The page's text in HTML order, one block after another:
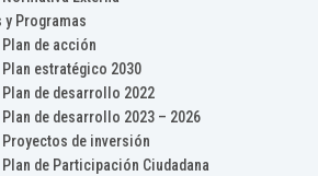
y Programas
Plan de acción
Plan estratégico 2030
Plan de desarrollo 2022
Plan de desarrollo 2023 – 2026
Proyectos de inversión
Plan de Participación Ciudadana